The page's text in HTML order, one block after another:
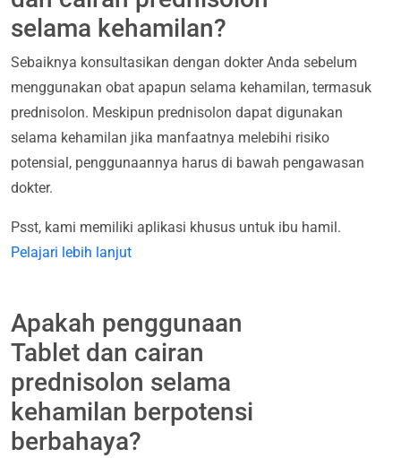
selama kehamilan?
Sebaiknya konsultasikan dengan dokter Anda sebelum
menggunakan obat apapun selama kehamilan, termasuk
prednisolon. Meskipun prednisolon dapat digunakan
selama kehamilan jika manfaatnya melebihi risiko
potensial, penggunaannya harus di bawah pengawasan
dokter.
Psst, kami memiliki aplikasi khusus untuk ibu hamil.
Pelajari lebih lanjut
Apakah penggunaan
Tablet dan cairan
prednisolon selama
kehamilan berpotensi
berbahaya?